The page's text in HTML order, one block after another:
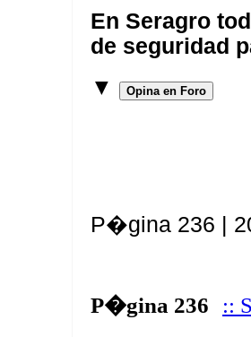
En Seragro
de seguridad
▼
Opina en Foro
P�gina 236 |
P�gina 236 ::